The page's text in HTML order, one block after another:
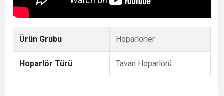
Ürün Grubu Hoparlörler
Hoparlör Türü Tavan Hoparlörü